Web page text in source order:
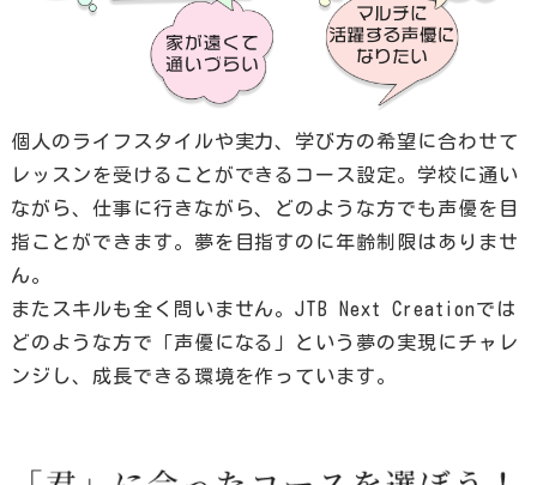
個人のライフスタイルや実力、学び方の希望に合わせて
レッスンを受けることができるコース設定。学校に通い
ながら、仕事に行きながら、どのような方でも声優を目
指ことができます。夢を目指すのに年齢制限はありませ
ん。
またスキルも全く問いません。JTB Next Creationでは
どのような方で「声優になる」という夢の実現にチャレ
ンジし、成長できる環境を作っています。